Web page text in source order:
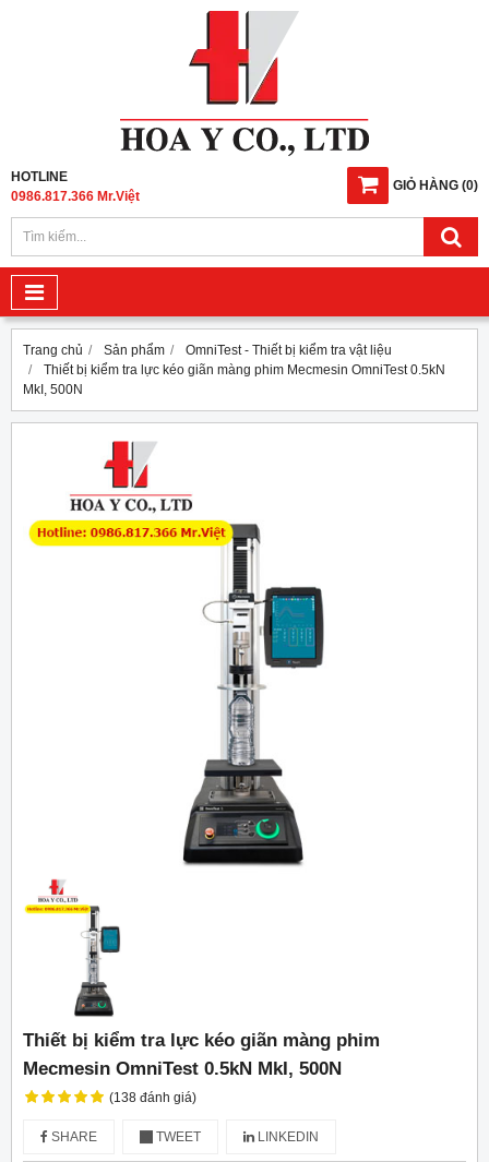
GIỎ HÀNG (0)
HOTLINE
0986.817.366 Mr.Việt
Trang chủ Sản phẩm
OmniTest - Thiết bị kiểm tra vật liệu
Thiết bị kiểm tra lực kéo giãn màng phim Mecmesin OmniTest 0.5kN
MkI, 500N
Thiết bị kiểm tra lực kéo giãn màng phim
Mecmesin OmniTest 0.5kN MkI, 500N
(138 đánh giá)
SHARE TWEET LINKEDIN